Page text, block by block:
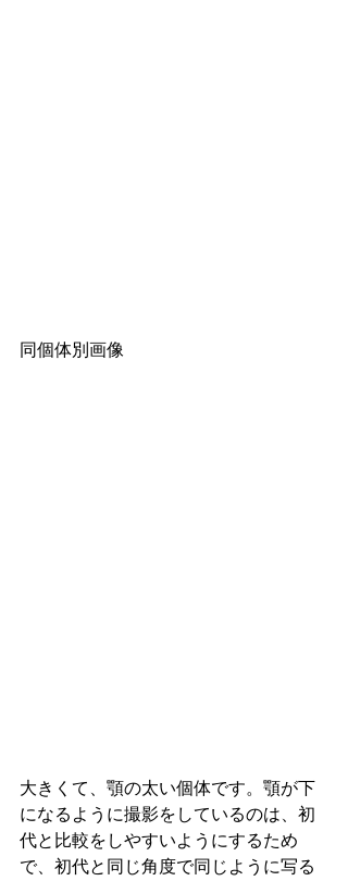
同個体別画像
大きくて、顎の太い個体です。顎が下
になるように撮影をしているのは、初
代と比較をしやすいようにするため
で、初代と同じ角度で同じように写る